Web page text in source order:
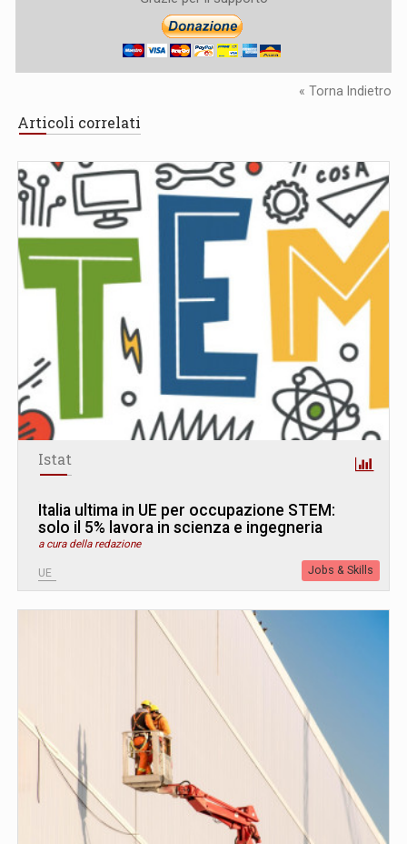
« Torna Indietro
Articoli correlati
Istat
Italia ultima in UE per occupazione STEM:
solo il 5% lavora in scienza e ingegneria
a cura della redazione
UE Jobs & Skills